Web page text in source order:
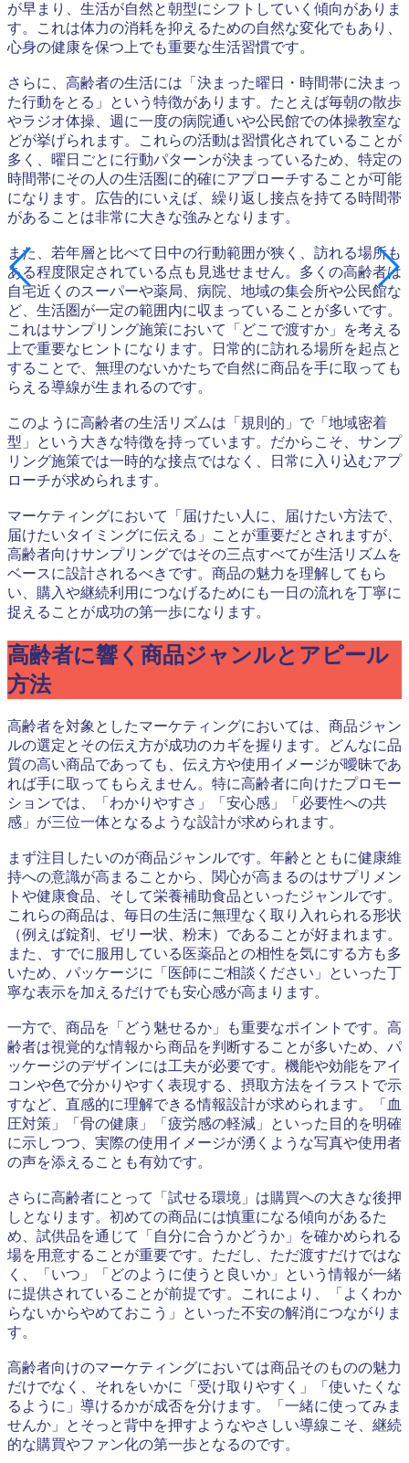
が早まり、生活が自然と朝型にシフトしていく傾向がありま
す。これは体力の消耗を抑えるための自然な変化でもあり、
心身の健康を保つ上でも重要な生活習慣です。
さらに、高齢者の生活には「決まった曜日・時間帯に決まっ
た行動をとる」という特徴があります。たとえば毎朝の散歩
やラジオ体操、週に一度の病院通いや公民館での体操教室な
どが挙げられます。これらの活動は習慣化されていることが
多く、曜日ごとに行動パターンが決まっているため、特定の
時間帯にその人の生活圏に的確にアプローチすることが可能
になります。広告的にいえば、繰り返し接点を持てる時間帯
があることは非常に大きな強みとなります。
また、若年層と比べて日中の行動範囲が狭く、訪れる場所も
ある程度限定されている点も見逃せません。多くの高齢者は
自宅近くのスーパーや薬局、病院、地域の集会所や公民館な
ど、生活圏が一定の範囲内に収まっていることが多いです。
これはサンプリング施策において「どこで渡すか」を考える
上で重要なヒントになります。日常的に訪れる場所を起点と
することで、無理のないかたちで自然に商品を手に取っても
らえる導線が生まれるのです。
このように高齢者の生活リズムは「規則的」で「地域密着
型」という大きな特徴を持っています。だからこそ、サンプ
リング施策では一時的な接点ではなく、日常に入り込むアプ
ローチが求められます。
マーケティングにおいて「届けたい人に、届けたい方法で、
届けたいタイミングに伝える」ことが重要だとされますが、
高齢者向けサンプリングではその三点すべてが生活リズムを
ベースに設計されるべきです。商品の魅力を理解してもら
い、購入や継続利用につなげるためにも一日の流れを丁寧に
捉えることが成功の第一歩になります。
高齢者に響く商品ジャンルとアピール
方法
高齢者を対象としたマーケティングにおいては、商品ジャン
ルの選定とその伝え方が成功のカギを握ります。どんなに品
質の高い商品であっても、伝え方や使用イメージが曖昧であ
れば手に取ってもらえません。特に高齢者に向けたプロモー
ションでは、「わかりやすさ」「安心感」「必要性への共
感」が三位一体となるような設計が求められます。
まず注目したいのが商品ジャンルです。年齢とともに健康維
持への意識が高まることから、関心が高まるのはサプリメン
トや健康食品、そして栄養補助食品といったジャンルです。
これらの商品は、毎日の生活に無理なく取り入れられる形状
（例えば錠剤、ゼリー状、粉末）であることが好まれます。
また、すでに服用している医薬品との相性を気にする方も多
いため、パッケージに「医師にご相談ください」といった丁
寧な表示を加えるだけでも安心感が高まります。
一方で、商品を「どう魅せるか」も重要なポイントです。高
齢者は視覚的な情報から商品を判断することが多いため、パ
ッケージのデザインには工夫が必要です。機能や効能をアイ
コンや色で分かりやすく表現する、摂取方法をイラストで示
すなど、直感的に理解できる情報設計が求められます。「血
圧対策」「骨の健康」「疲労感の軽減」といった目的を明確
に示しつつ、実際の使用イメージが湧くような写真や使用者
の声を添えることも有効です。
さらに高齢者にとって「試せる環境」は購買への大きな後押
しとなります。初めての商品には慎重になる傾向があるた
め、試供品を通じて「自分に合うかどうか」を確かめられる
場を用意することが重要です。ただし、ただ渡すだけではな
く、「いつ」「どのように使うと良いか」という情報が一緒
に提供されていることが前提です。これにより、「よくわか
らないからやめておこう」といった不安の解消につながりま
す。
高齢者向けのマーケティングにおいては商品そのものの魅力
だけでなく、それをいかに「受け取りやすく」「使いたくな
るように」導けるかが成否を分けます。「一緒に使ってみま
せんか」とそっと背中を押すようなやさしい導線こそ、継続
的な購買やファン化の第一歩となるのです。